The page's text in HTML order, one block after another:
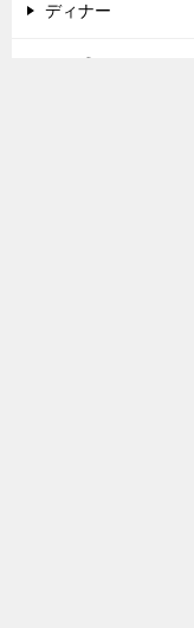
ディナー